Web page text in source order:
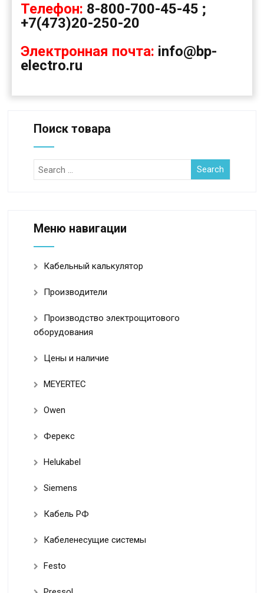
Телефон: 8-800-700-45-45 ;
+7(473)20-250-20
Электронная почта: info@bp-
electro.ru
Поиск товара
Меню навигации
Кабельный калькулятор
Производители
Производство электрощитового
оборудования
Цены и наличие
MEYERTEC
Owen
Ферекс
Helukabel
Siemens
Кабель РФ
Кабеленесущие системы
Festo